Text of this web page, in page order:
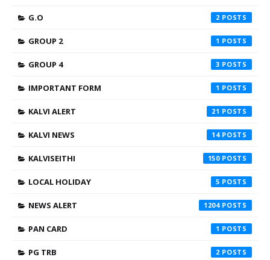
G.O 2
GROUP 2 1
GROUP 4 3
IMPORTANT FORM 1
KALVI ALERT 21
KALVI NEWS 14
KALVISEITHI 150
LOCAL HOLIDAY 5
NEWS ALERT 1204
PAN CARD 1
PG TRB 2